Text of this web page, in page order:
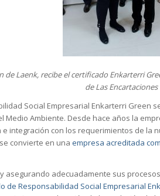
de Laenk, recibe el certificado Enkarterri
de Las Encartaciones
Social Empresarial Enkarterri Green
Medio Ambiente. Desde hace años la
integración con los requerimientos de la
convierte en una empresa acreditada
asegurando adecuadamente sus
de Responsabilidad Social Empresarial